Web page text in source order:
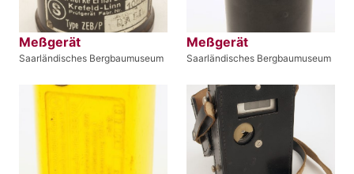
Meßgerät
Saarländisches Bergbaumuseum
Meßgerät
Saarländisches Bergbaumuseum